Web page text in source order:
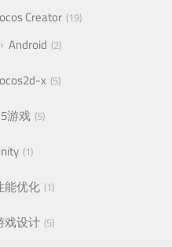
Creator 19
Android 2
x 5
游戏 5
1
能优化 1
戏设计 5